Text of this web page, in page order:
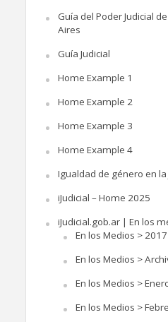
Guía del Poder Judicial
Aires
Guía Judicial
Home Example 1
Home Example 2
Home Example 3
Home Example 4
Igualdad de género en la
iJudicial – Home 2025
iJudicial.gob.ar | En los
En los Medios > 2017
En los Medios >
En los Medios >
En los Medios >